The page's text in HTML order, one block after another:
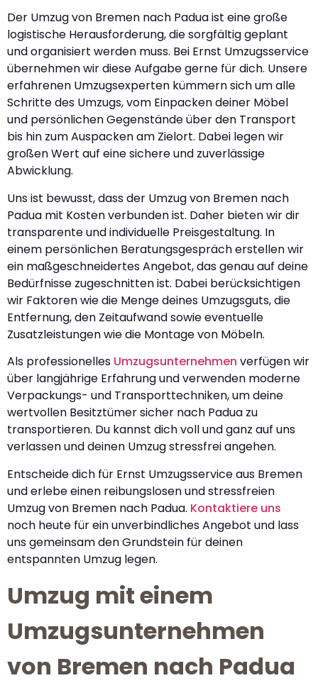
Der Umzug von Bremen nach Padua ist eine große
logistische Herausforderung, die sorgfältig geplant
und organisiert werden muss. Bei Ernst Umzugsservice
übernehmen wir diese Aufgabe gerne für dich. Unsere
erfahrenen Umzugsexperten kümmern sich um alle
Schritte des Umzugs, vom Einpacken deiner Möbel
und persönlichen Gegenstände über den Transport
bis hin zum Auspacken am Zielort. Dabei legen wir
großen Wert auf eine sichere und zuverlässige
Abwicklung.
Uns ist bewusst, dass der Umzug von Bremen nach
Padua mit Kosten verbunden ist. Daher bieten wir dir
transparente und individuelle Preisgestaltung. In
einem persönlichen Beratungsgespräch erstellen wir
ein maßgeschneidertes Angebot, das genau auf deine
Bedürfnisse zugeschnitten ist. Dabei berücksichtigen
wir Faktoren wie die Menge deines Umzugsguts, die
Entfernung, den Zeitaufwand sowie eventuelle
Zusatzleistungen wie die Montage von Möbeln.
Als professionelles Umzugsunternehmen verfügen wir
über langjährige Erfahrung und verwenden moderne
Verpackungs- und Transporttechniken, um deine
wertvollen Besitztümer sicher nach Padua zu
transportieren. Du kannst dich voll und ganz auf uns
verlassen und deinen Umzug stressfrei angehen.
Entscheide dich für Ernst Umzugsservice aus Bremen
und erlebe einen reibungslosen und stressfreien
Umzug von Bremen nach Padua. Kontaktiere uns
noch heute für ein unverbindliches Angebot und lass
uns gemeinsam den Grundstein für deinen
entspannten Umzug legen.
Umzug mit einem
Umzugsunternehmen
von Bremen nach Padua